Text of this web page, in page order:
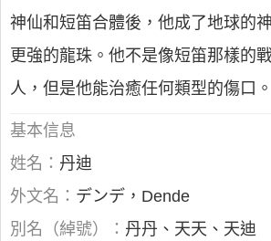
神仙和短笛合體後，他成了地球的
更強的龍珠。他不是像短笛那樣的
人，但是他能治癒任何類型的傷口。
基本信息
姓名： 丹迪
外文名： デンデ，Dende
別名（綽號）： 丹丹、天天、天迪